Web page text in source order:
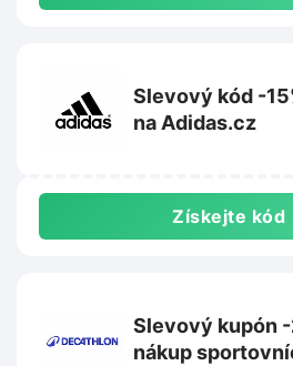
Slevový kód -
na Adidas.cz
Získejte kód
Slevový kupón
nákup